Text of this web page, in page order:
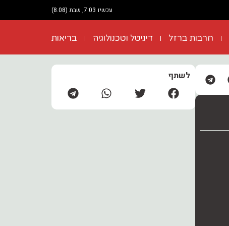
עכשיו 7:03, שבת (8.08)
חרבות ברזל דיגיטל וטכנולוגיה בריאות
לשתף